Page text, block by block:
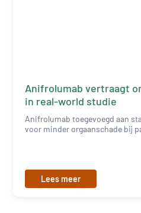
Anifrolumab vertraagt
in real-world studie
Anifrolumab toegevoegd aan
voor minder orgaanschade bij
Lees meer